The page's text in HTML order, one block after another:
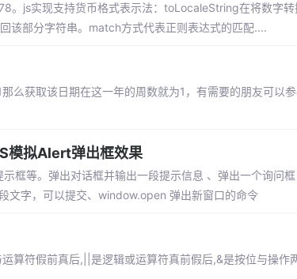
js实现支持货币格式表示法：toLocaleString在将数字转
该部分字符串。match方式代表正则表达式的匹配....
么获取该日期在这一年的周数就为1，有需要的朋友可以
模拟Alert弹出框效果
框等。弹出对话框并输出一段提示信息 、弹出一个询问
文字，可以提交、window.open 弹出新窗口的命令
符假前真后,||是逻辑或运算符真前假后,&是按位与操作